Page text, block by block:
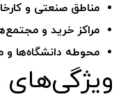
مناطق صنعتی و
مراکز خرید و
محوطه دانشگاه‌ها و
ویژگی‌های